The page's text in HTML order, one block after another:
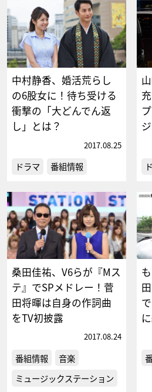
中村静香、婚活荒らし
の6股女に！待ち受ける
衝撃の「大どんでん返
し」とは？
2017.08.25
ドラマ 番組情報
桑田佳祐、V6らが『Mス
テ』でSPメドレー！菅
田将暉は自身の作詞曲
をTV初披露
2017.08.24
番組情報
音楽
ミュージックステーション